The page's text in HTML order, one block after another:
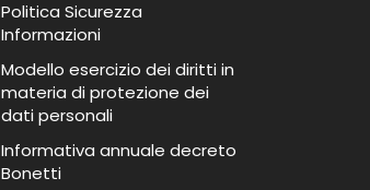
Politica Sicurezza
Informazioni
Modello esercizio dei diritti in
materia di protezione dei
dati personali
Informativa annuale decreto
Bonetti